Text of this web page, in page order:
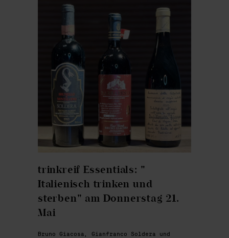
trinkreif Essentials: "
Italienisch trinken und
sterben" am Donnerstag 21.
Mai
Bruno Giacosa, Gianfranco Soldera und